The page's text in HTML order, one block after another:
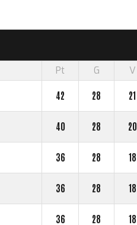
Pt G V
42 28 21
40 28 20
36 28 18
36 28 18
36 28 18